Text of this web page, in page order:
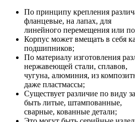
По принципу крепления
фланцевые, на лапах, для
линейного перемещения или
Корпус может вмещать в себя
подшипников;
По материалу изготовления
нержавеющей стали, сплавов,
чугуна, алюминия, из
даже пластмассы;
Существует различие по виду
быть литые, штампованные,
сварные, кованные детали;